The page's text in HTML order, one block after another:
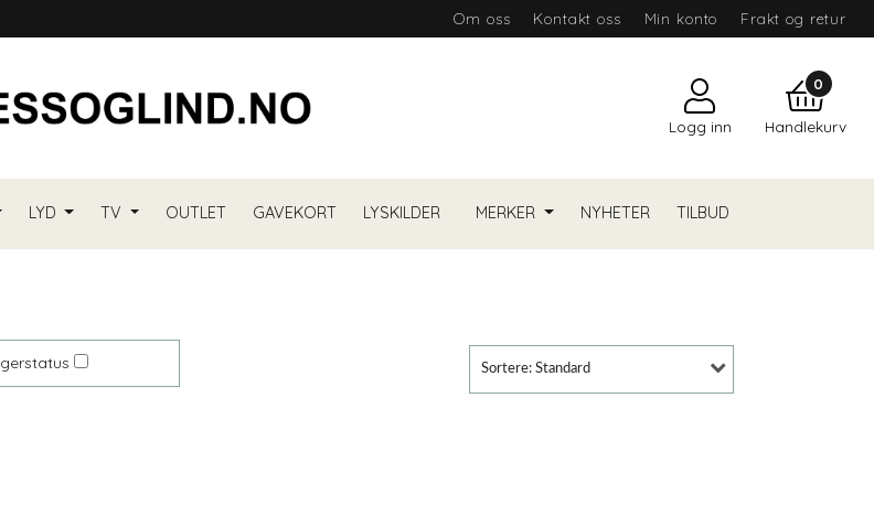
Om oss Kontakt oss Min konto Frakt og retur
Logg inn
0
Handlekurv
LYD TV OUTLET GAVEKORT LYSKILDER MERKER NYHETER TILBUD
Sortere: Standard